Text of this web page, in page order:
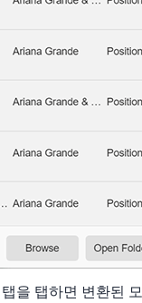
을 탭하면 변환된